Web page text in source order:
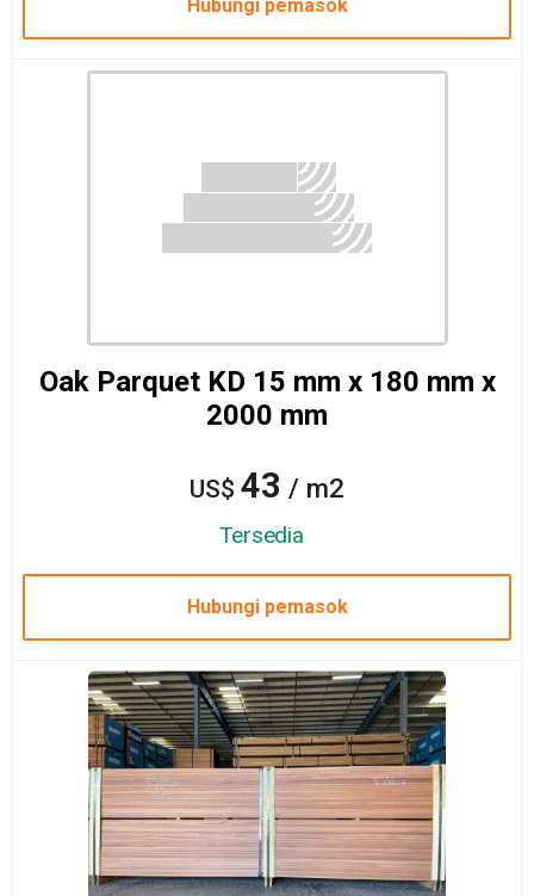
Hubungi pemasok
Oak Parquet KD 15 mm x 180 mm x
2000 mm
US$ 43 / m2
Tersedia
Hubungi pemasok